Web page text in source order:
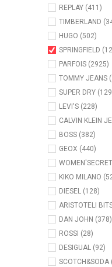
REPLAY (411)
TIMBERLAND
HUGO (502)
SPRINGFIELD
PARFOIS (2925)
TOMMY JEANS
SUPER DRY
LEVI'S (228)
CALVIN KLEIN
BOSS (382)
GEOX (440)
KIKO MILANO
DIESEL (128)
ARISTOTELI
DAN JOHN (378)
ROSSI (28)
DESIGUAL (92)
SCOTCH&SODA